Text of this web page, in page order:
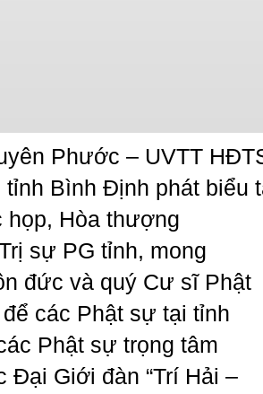
Phước – UVTT
tỉnh Bình Định phát biểu
họp, Hòa thượng
sự PG tỉnh, mong
đức và quý Cư sĩ Phật
các Phật sự tại tỉnh
Phật sự trọng tâm
Đại Giới đàn “Trí Hải –